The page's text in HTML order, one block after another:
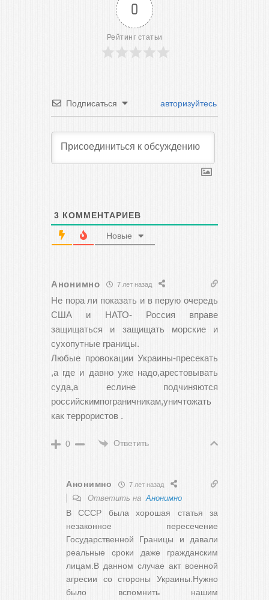
0
Рейтинг статьи
Подписаться авторизуйтесь
3 КОММЕНТАРИЕВ
Новые
Анонимно 7 лет назад
Не пора ли показать и в перую очередь
США и НАТО- Россия вправе
защищаться и защищать морские и
сухопутные границы.
Любые провокации Украины-пресекать
,а где и давно уже надо,арестовывать
суда,а еслине подчиняются
российскимпограничникам,уничтожать
как террористов .
0 Ответить
Анонимно 7 лет назад
Ответить наАнонимно
В СССР была хорошая статья за
незаконное пересечение
Государственной Границы и давали
реальные сроки даже гражданским
лицам.В данном случае акт военной
агресии со стороны Украины.Нужно
было вспомнить нашим